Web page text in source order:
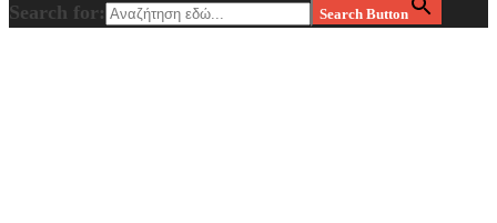
Search for: Search Button